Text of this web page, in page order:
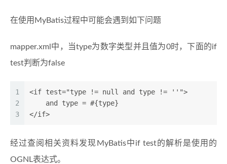
在使用MyBatis过程中可能会遇到如下问题
mapper.xml中，当type为数字类型并且值为0时，下面的if
test判断为false
1
2
3
<if test="type != null and type != ''">
    and type = #{type}
</if>
经过查阅相关资料发现MyBatis中if test的解析是使用的
OGNL表达式。